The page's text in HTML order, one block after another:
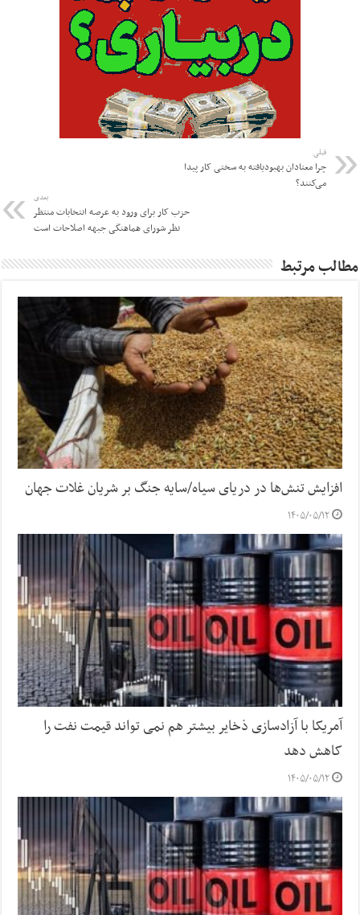
قبلی
چرا معتادان بهبودیافته به سختی کار پیدا
می‌کنند؟
بعدی
حزب کار برای ورود به عرصه انتخابات منتظر
نظر شورای هماهنگی جبهه اصلاحات است
مطالب مرتبط
افزایش تنش‌ها در دریای سیاه/سایه جنگ بر شریان غلات جهان
۱۴۰۵/۰۵/۱۲
آمریکا با آزادسازی ذخایر بیشتر هم نمی تواند قیمت نفت را
کاهش دهد
۱۴۰۵/۰۵/۱۲